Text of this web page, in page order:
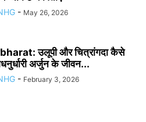
- May 26, 2026
उलूपी और चित्रांगदा कैसे
अर्जुन के जीवन...
- February 3, 2026